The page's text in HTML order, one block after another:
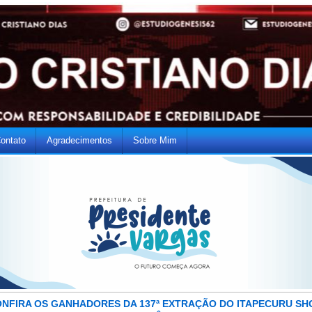
Agradecimentos Sobre Mim
OS GANHADORES DA 137ª EXTRAÇÃO DO ITAPECURU